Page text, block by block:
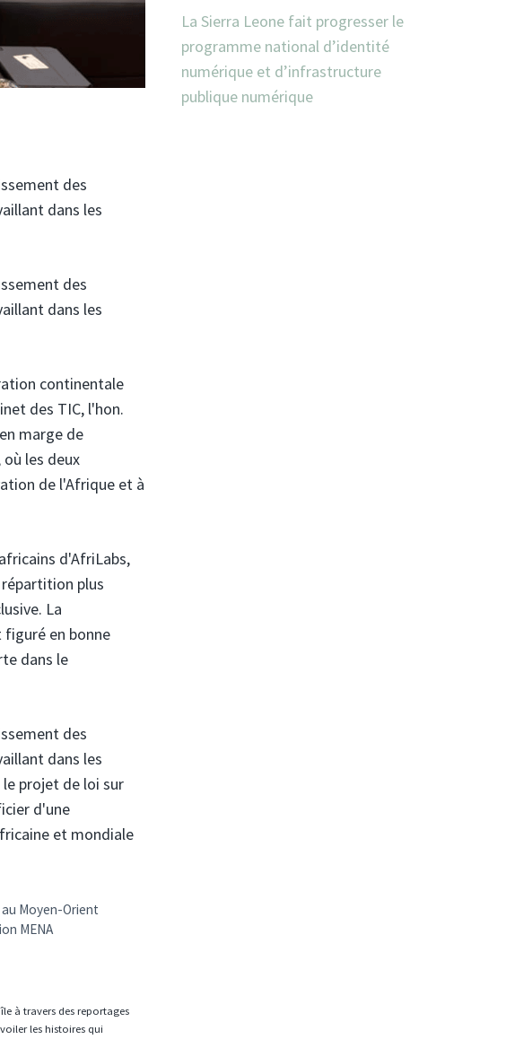
des
dans les
des
dans les
continentale
des TIC, l'hon.
marge de
les deux
de l'Afrique et à
d'AfriLabs,
plus
La
en bonne
dans le
des
dans les
projet de loi sur
d'une
et mondiale
Moyen-Orient
MENA
à travers des reportages
les histoires qui
La Sierra Leone fait progresser le
programme national d’identité
numérique et d’infrastructure
publique numérique